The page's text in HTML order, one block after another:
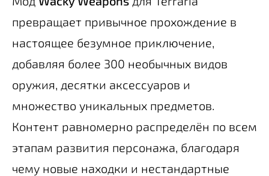
превращает привычное прохождение в
настоящее безумное приключение,
добавляя более 300 необычных видов
оружия, десятки аксессуаров и
множество уникальных предметов.
Контент равномерно распределён по всем
этапам развития персонажа, благодаря
чему новые находки и нестандартные